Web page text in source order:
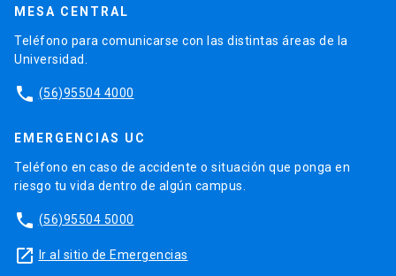
MESA CENTRAL
Teléfono para comunicarse con las distintas áreas de la
Universidad.
phone (56)95504 4000
EMERGENCIAS UC
Teléfono en caso de accidente o situación que ponga en
riesgo tu vida dentro de algún campus.
phone (56)95504 5000
launch Ir al sitio de Emergencias